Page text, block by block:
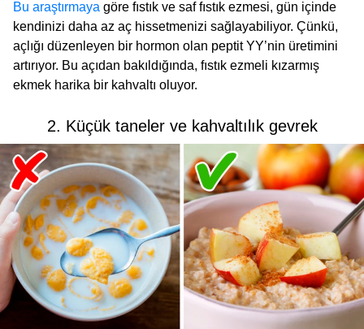
Bu araştırmaya göre fıstık ve saf fıstık ezmesi, gün içinde
kendinizi daha az aç hissetmenizi sağlayabiliyor. Çünkü,
açlığı düzenleyen bir hormon olan peptit YY’nin üretimini
artırıyor. Bu açıdan bakıldığında, fıstık ezmeli kızarmış
ekmek harika bir kahvaltı oluyor.
2. Küçük taneler ve kahvaltılık gevrek